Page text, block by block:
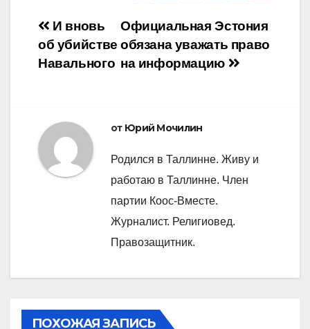
Навигация
по
Официальная Эстония
обязана уважать право
на информацию
И вновь
об убийстве
Навального
от Юрий Мочилин
Родился в Таллинне. Живу и
работаю в Таллинне. Член
партии Коос-Вместе.
Журналист. Религиовед.
Правозащитник.
ПОХОЖАЯ ЗАПИСЬ